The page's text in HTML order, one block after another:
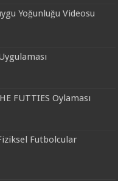
Yoğunluğu Videosu
FUTTIES Oylaması
Futbolcular